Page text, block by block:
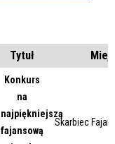
Tytuł
Konkurs
na
najpiękniejszą
fajansową
Skarbiec